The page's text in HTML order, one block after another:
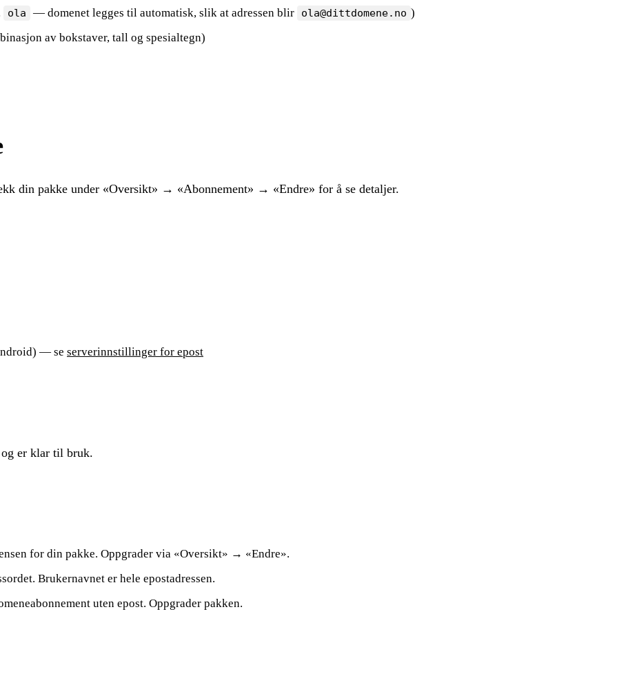
ola — domenet legges til automatisk, slik at adressen blir ola@dittdomene.no )
av bokstaver, tall og spesialtegn)
din pakke under «Oversikt» → «Abonnement» → «Endre» for å se detaljer.
— se serverinnstillinger for epost
og er klar til bruk.
for din pakke. Oppgrader via «Oversikt» → «Endre».
Brukernavnet er hele epostadressen.
uten epost. Oppgrader pakken.